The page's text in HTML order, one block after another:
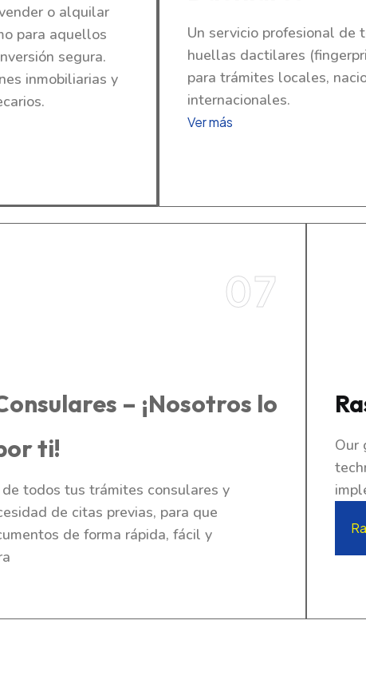
o alquilar
para aquellos
segura.
inmobiliarias y
Un servicio profesional de
huellas dactilares
para trámites locales,
internacionales.
Ver más
07
– ¡Nosotros lo
ti!
todos tus trámites consulares y
de citas previas, para que
de forma rápida, fácil y
Our